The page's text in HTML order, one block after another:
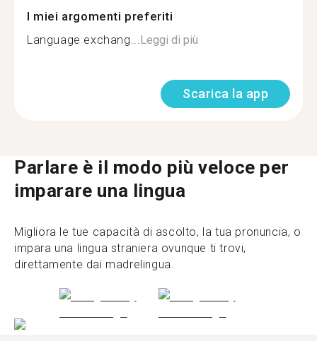
I miei argomenti preferiti
Language exchang... Leggi di più
Scarica la app
Parlare è il modo più veloce per
imparare una lingua
Migliora le tue capacità di ascolto, la tua pronuncia, o
impara una lingua straniera ovunque ti trovi,
direttamente dai madrelingua.